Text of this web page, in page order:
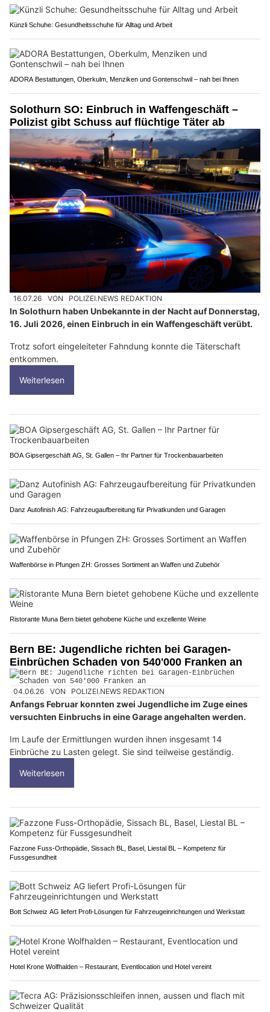
Künzli Schuhe: Gesundheitsschuhe für Alltag und Arbeit
ADORA Bestattungen, Oberkulm, Menziken und Gontenschwil – nah bei Ihnen
Solothurn SO: Einbruch in Waffengeschäft –
Polizist gibt Schuss auf flüchtige Täter ab
16.07.26 VON POLIZEI.NEWS REDAKTION
In Solothurn haben Unbekannte in der Nacht auf Donnerstag,
16. Juli 2026, einen Einbruch in ein Waffengeschäft verübt.
Trotz sofort eingeleiteter Fahndung konnte die Täterschaft
entkommen.
Weiterlesen
BOA Gipsergeschäft AG, St. Gallen – Ihr Partner für Trockenbauarbeiten
Danz Autofinish AG: Fahrzeugaufbereitung für Privatkunden und Garagen
Waffenbörse in Pfungen ZH: Grosses Sortiment an Waffen und Zubehör
Ristorante Muna Bern bietet gehobene Küche und exzellente Weine
Bern BE: Jugendliche richten bei Garagen-
Einbrüchen Schaden von 540'000 Franken an
04.06.26 VON POLIZEI.NEWS REDAKTION
Anfangs Februar konnten zwei Jugendliche im Zuge eines
versuchten Einbruchs in eine Garage angehalten werden.
Im Laufe der Ermittlungen wurden ihnen insgesamt 14
Einbrüche zu Lasten gelegt. Sie sind teilweise geständig.
Weiterlesen
Fazzone Fuss-Orthopädie, Sissach BL, Basel, Liestal BL – Kompetenz für
Fussgesundheit
Bott Schweiz AG liefert Profi-Lösungen für Fahrzeugeinrichtungen und Werkstatt
Hotel Krone Wolfhalden – Restaurant, Eventlocation und Hotel vereint